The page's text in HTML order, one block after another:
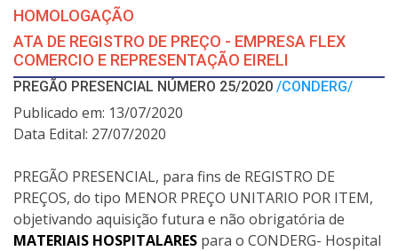
HOMOLOGAÇÃO
ATA DE REGISTRO DE PREÇO - EMPRESA FLEX
COMERCIO E REPRESENTAÇÃO EIRELI
PREGÃO PRESENCIAL NÚMERO 25/2020 /CONDERG/
Publicado em: 13/07/2020
Data Edital: 27/07/2020
PREGÃO PRESENCIAL, para fins de REGISTRO DE
PREÇOS, do tipo MENOR PREÇO UNITARIO POR ITEM,
objetivando aquisição futura e não obrigatória de
MATERIAIS HOSPITALARES para o CONDERG- Hospital